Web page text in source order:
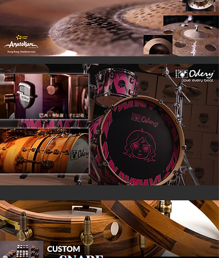
巴西，聖保羅| 手工訂造